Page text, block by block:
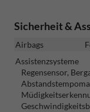
Sicherheit &
Airbags
Assistenzsysteme
Regensensor,